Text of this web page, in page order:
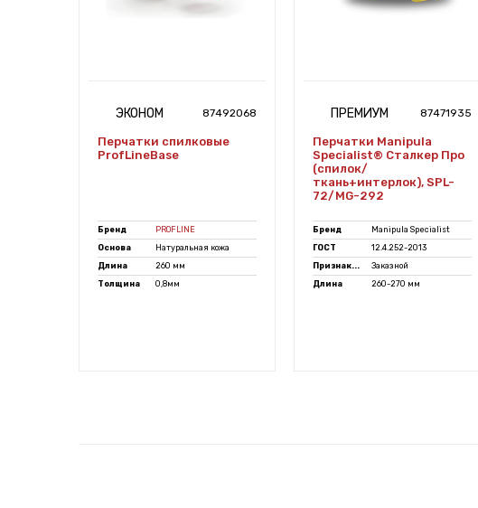
ЭКОНОМ 87492068
Перчатки спилковые
ProfLineBase
Бренд
PROFLINE
Основа
Натуральная кожа
Длина
260 мм
Толщина
0,8мм
ПРЕМИУМ 87471935
Перчатки Manipula
Specialist® Сталкер Про
(спилок/
ткань+интерлок), SPL-
72/MG-292
Бренд
Manipula Specialist
ГОСТ
12.4.252-2013
Признак...
Заказной
Длина
260-270 мм